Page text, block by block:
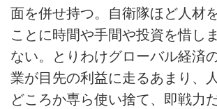
面を併せ持つ。自衛隊ほど人材
ことに時間や手間や投資を惜し
ない。とりわけグローバル経済
業が目先の利益に走るあまり、
どころか専ら使い捨て、即戦力